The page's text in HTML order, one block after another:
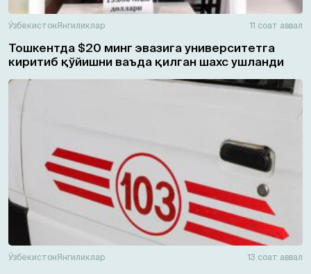
ЎзбекистонЯнгиликлар 11 соат аввал
Тошкентда $20 минг эвазига университетга
киритиб қўйишни ваъда қилган шахс ушланди
ЎзбекистонЯнгиликлар 13 соат аввал